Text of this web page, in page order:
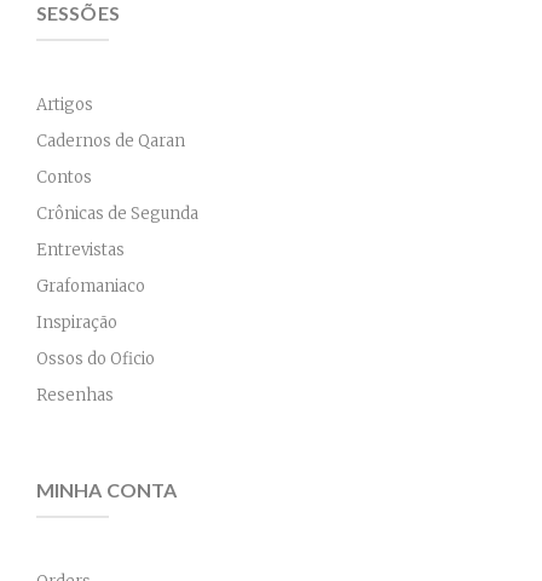
SESSÕES
Artigos
Cadernos de Qaran
Contos
Crônicas de Segunda
Entrevistas
Grafomaniaco
Inspiração
Ossos do Oficio
Resenhas
MINHA CONTA